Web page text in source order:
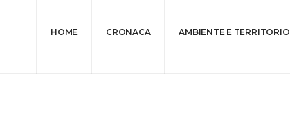
HOME CRONACA AMBIENTE E TERRITORIO